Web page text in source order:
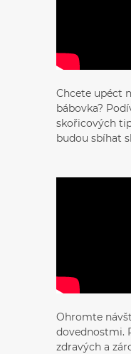
Chcete upéct
bábovka?
skořicových
budou sbíhat
Ohromte
dovednostmi.
zdravých a